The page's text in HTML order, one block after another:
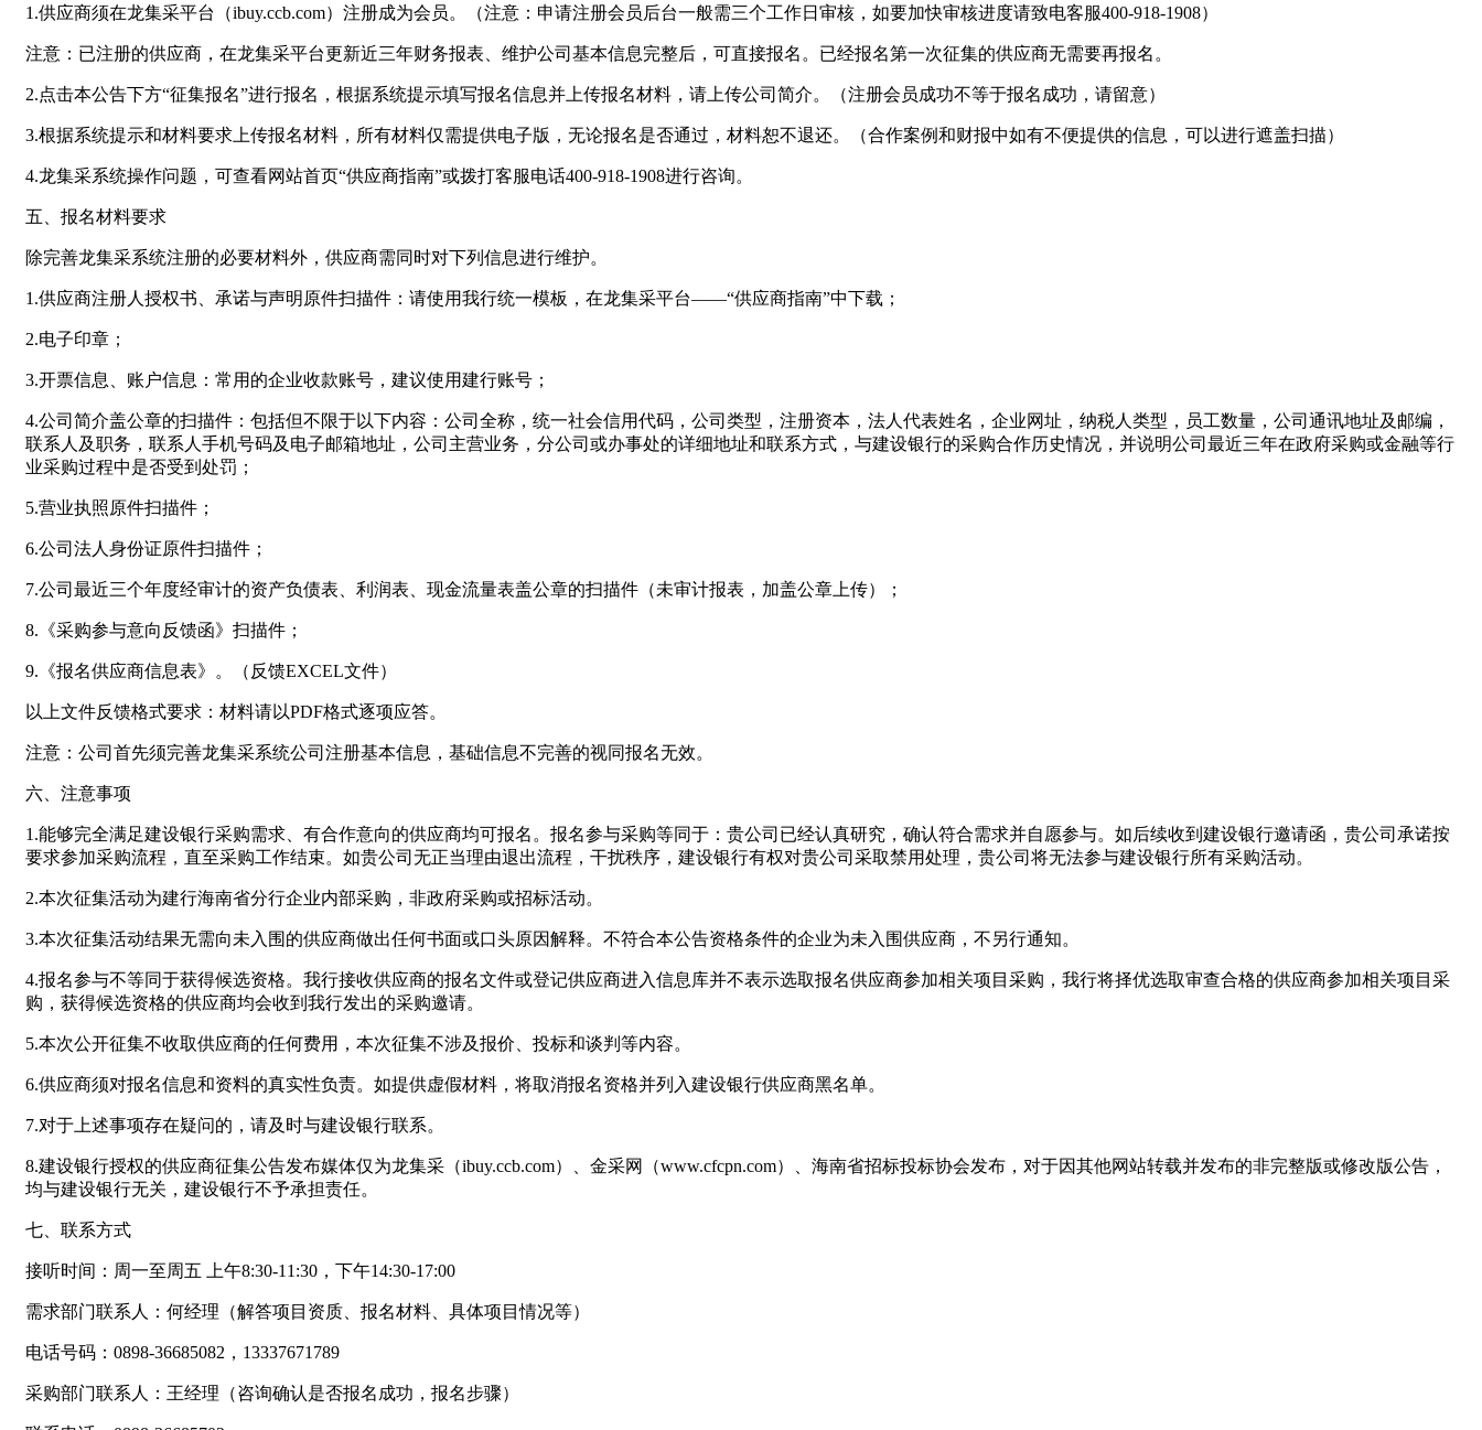
1.供应商须在龙集采平台（ibuy.ccb.com）注册成为会员。（注意：申请注册会员后台一般需三个工作日审核，如要加快审核进度请致电客服400-918-1908）
注意：已注册的供应商，在龙集采平台更新近三年财务报表、维护公司基本信息完整后，可直接报名。已经报名第一次征集的供应商无需要再报名。
2.点击本公告下方“征集报名”进行报名，根据系统提示填写报名信息并上传报名材料，请上传公司简介。（注册会员成功不等于报名成功，请留意）
3.根据系统提示和材料要求上传报名材料，所有材料仅需提供电子版，无论报名是否通过，材料恕不退还。（合作案例和财报中如有不便提供的信息，可以进行遮盖扫描）
4.龙集采系统操作问题，可查看网站首页“供应商指南”或拨打客服电话400-918-1908进行咨询。
五、报名材料要求
除完善龙集采系统注册的必要材料外，供应商需同时对下列信息进行维护。
1.供应商注册人授权书、承诺与声明原件扫描件：请使用我行统一模板，在龙集采平台——“供应商指南”中下载；
2.电子印章；
3.开票信息、账户信息：常用的企业收款账号，建议使用建行账号；
4.公司简介盖公章的扫描件：包括但不限于以下内容：公司全称，统一社会信用代码，公司类型，注册资本，法人代表姓名，企业网址，纳税人类型，员工数量，公司通讯地址及邮编，
联系人及职务，联系人手机号码及电子邮箱地址，公司主营业务，分公司或办事处的详细地址和联系方式，与建设银行的采购合作历史情况，并说明公司最近三年在政府采购或金融等行
业采购过程中是否受到处罚；
5.营业执照原件扫描件；
6.公司法人身份证原件扫描件；
7.公司最近三个年度经审计的资产负债表、利润表、现金流量表盖公章的扫描件（未审计报表，加盖公章上传）；
8.《采购参与意向反馈函》扫描件；
9.《报名供应商信息表》。（反馈EXCEL文件）
以上文件反馈格式要求：材料请以PDF格式逐项应答。
注意：公司首先须完善龙集采系统公司注册基本信息，基础信息不完善的视同报名无效。
六、注意事项
1.能够完全满足建设银行采购需求、有合作意向的供应商均可报名。报名参与采购等同于：贵公司已经认真研究，确认符合需求并自愿参与。如后续收到建设银行邀请函，贵公司承诺按
要求参加采购流程，直至采购工作结束。如贵公司无正当理由退出流程，干扰秩序，建设银行有权对贵公司采取禁用处理，贵公司将无法参与建设银行所有采购活动。
2.本次征集活动为建行海南省分行企业内部采购，非政府采购或招标活动。
3.本次征集活动结果无需向未入围的供应商做出任何书面或口头原因解释。不符合本公告资格条件的企业为未入围供应商，不另行通知。
4.报名参与不等同于获得候选资格。我行接收供应商的报名文件或登记供应商进入信息库并不表示选取报名供应商参加相关项目采购，我行将择优选取审查合格的供应商参加相关项目采
购，获得候选资格的供应商均会收到我行发出的采购邀请。
5.本次公开征集不收取供应商的任何费用，本次征集不涉及报价、投标和谈判等内容。
6.供应商须对报名信息和资料的真实性负责。如提供虚假材料，将取消报名资格并列入建设银行供应商黑名单。
7.对于上述事项存在疑问的，请及时与建设银行联系。
8.建设银行授权的供应商征集公告发布媒体仅为龙集采（ibuy.ccb.com）、金采网（www.cfcpn.com）、海南省招标投标协会发布，对于因其他网站转载并发布的非完整版或修改版公告，
均与建设银行无关，建设银行不予承担责任。
七、联系方式
接听时间：周一至周五 上午8:30-11:30，下午14:30-17:00
需求部门联系人：何经理（解答项目资质、报名材料、具体项目情况等）
电话号码：0898-36685082，13337671789
采购部门联系人：王经理（咨询确认是否报名成功，报名步骤）